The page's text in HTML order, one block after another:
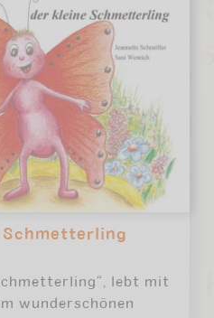
lebt mit
wunderschönen